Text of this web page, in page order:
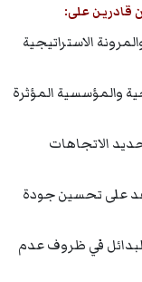
قادرين على:
الاستراتيجية
والمؤسسية المؤثرة
الاتجاهات
على تحسين جودة
البدائل في ظروف عدم